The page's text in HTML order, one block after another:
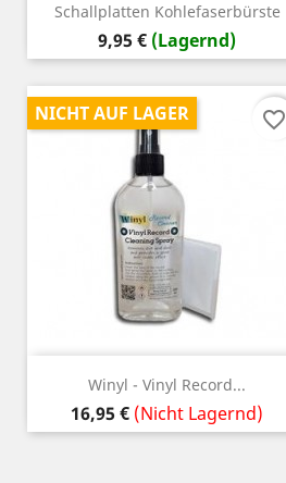
Schallplatten Kohlefaserbürste
Preis
9,95 € (Lagernd)
Winyl - Vinyl Record...
Preis
16,95 € (Nicht Lagernd)
NICHT AUF LAGER favorite_border